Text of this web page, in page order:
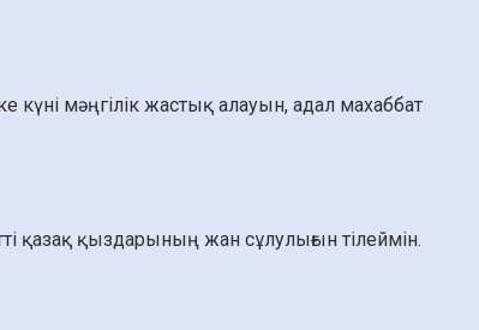
мәңгілік жастық алауын, адал махаббат
қазақ қыздарының жан сұлулығын тілеймін.